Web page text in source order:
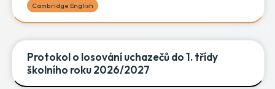
Cambridge English
Protokol o losování uchazečů do 1. třídy
školního roku 2026/2027